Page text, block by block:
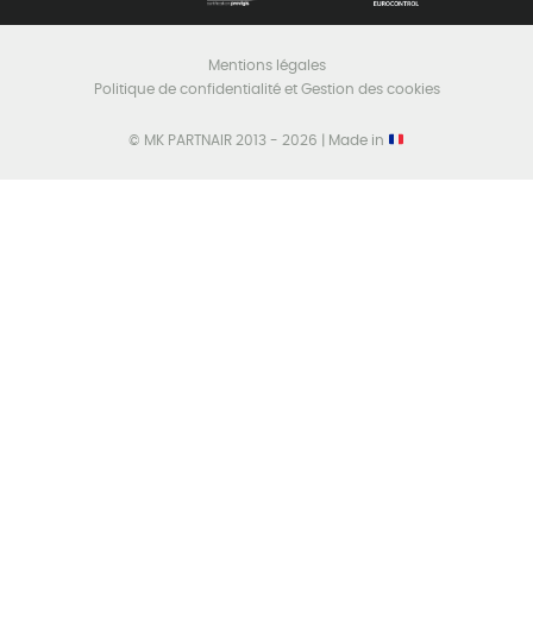
Mentions légales
Politique de confidentialité et Gestion des cookies
© MK PARTNAIR 2013 - 2026 | Made in